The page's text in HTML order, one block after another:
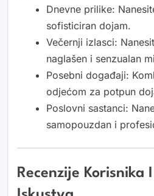
Dnevne prilike:
sofisticiran dojam.
Večernji izlasci:
naglašen i senzualan
Posebni događaji:
odjećom za potpun
Poslovni sastanci:
samopouzdan i
Recenzije Korisnika